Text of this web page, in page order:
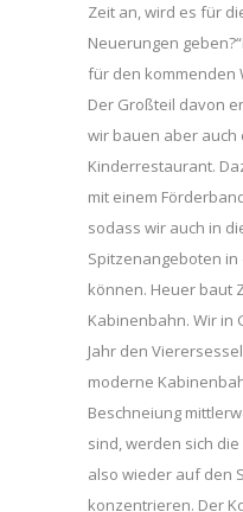
Zeit an, wird es für
Neuerungen
für den kommenden
Der Großteil davon
wir bauen aber auch
Kinderrestaurant.
mit einem
sodass wir auch in
Spitzenangeboten
können. Heuer baut
Kabinenbahn. Wir in
Jahr den
moderne
Beschneiung
sind, werden sich
also wieder auf den
konzentrieren. Der